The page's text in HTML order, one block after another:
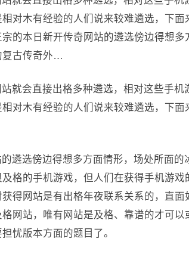
对木有经验的人们说来较难遴选，下面
的本日新开传奇网站的遴选傍边得想多
复古传奇外…
就会直接出格多种遴选，相对这些手机
对木有经验的人们说来较难遴选，下面
遴选傍边得想多方面情形，场处所面的
格的手机游戏，但人们在获得手机游戏
得网站是有出格年夜联系关系的，直面
网站，唯有网站是及格、靠谱的才可以
忧版本方面的题目了。